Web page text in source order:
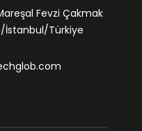
Fevzi Çakmak
İstanbul/Türkiye